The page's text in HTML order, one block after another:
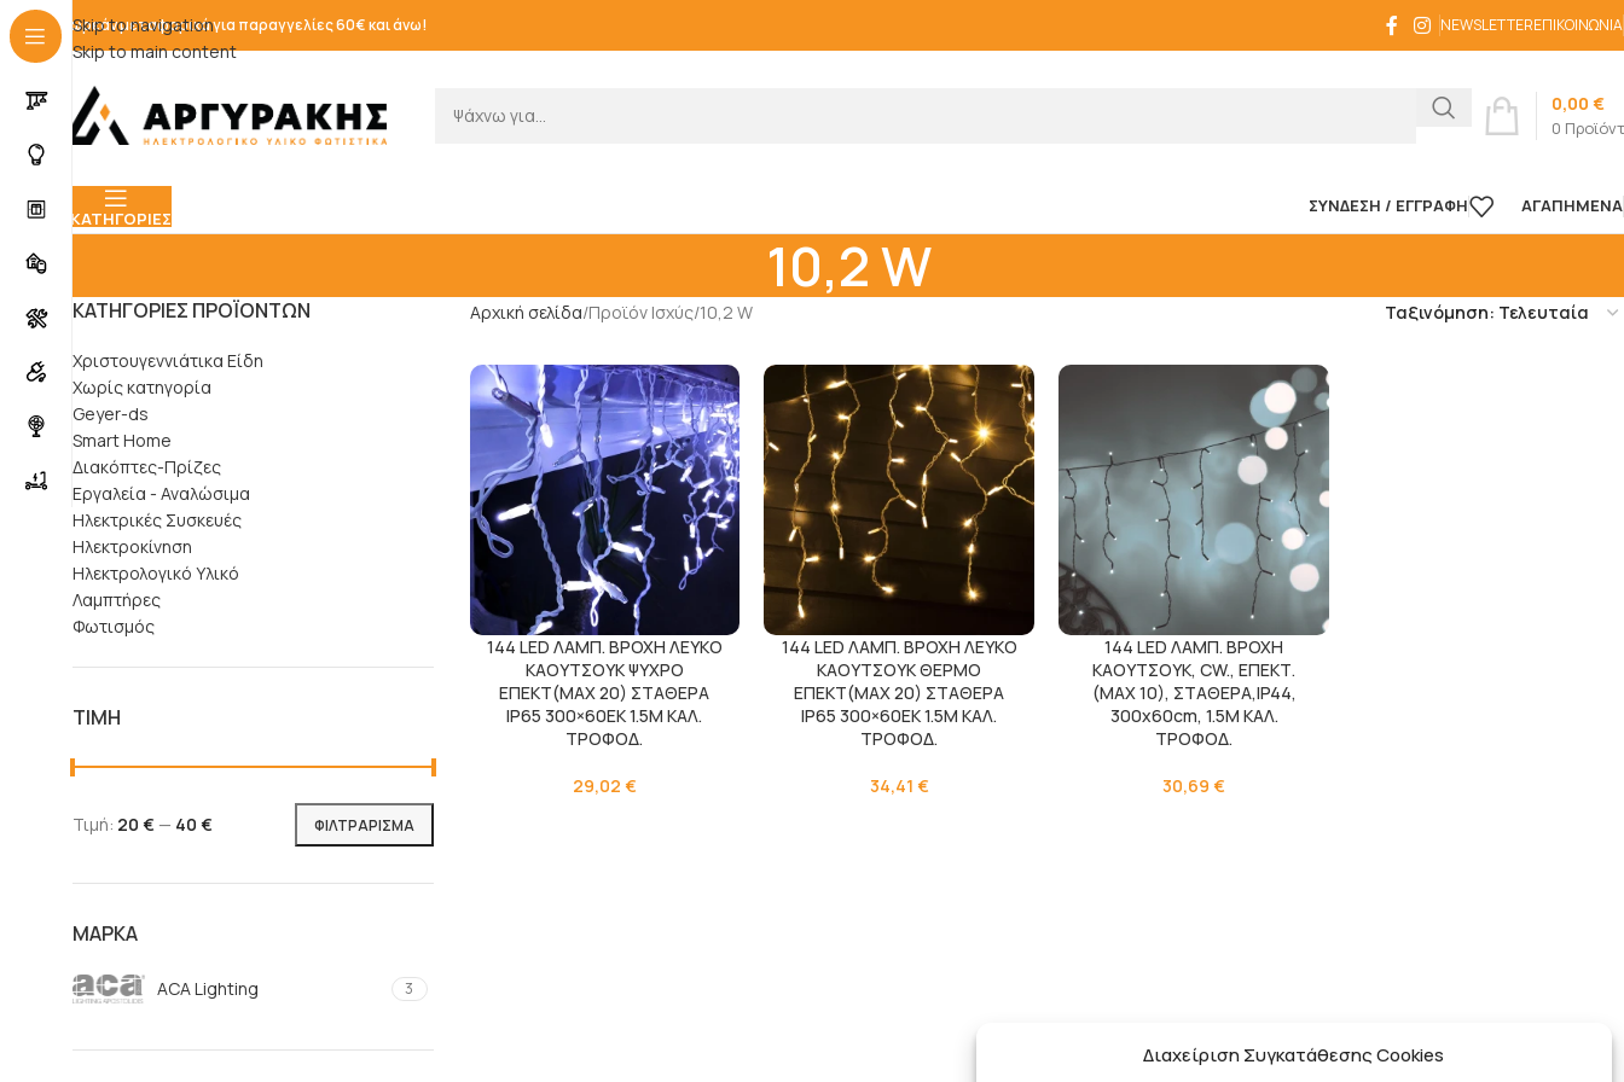
Διαχείριση Συγκατάθεσης Cookies
Skip to navigation
Skip to main content
Δωρεάν μεταφορικά για παραγγελίες 60€ και άνω! NEWSLETTERΕΠΙΚΟΙΝΩΝΊΑ
0
0,00 €
ΚΑΤΗΓΟΡΊΕΣ
ΣΎΝΔΕΣΗ / ΕΓΓΡΑΦΉ ΑΓΑΠΗΜΈΝΑ
10,2 W
ΚΑΤΗΓΟΡΊΕΣ ΠΡΟΪΌΝΤΩΝ
Χριστουγεννιάτικα Είδη
Χωρίς κατηγορία
Geyer-ds
Smart Home
Διακόπτες-Πρίζες
Εργαλεία - Αναλώσιμα
Ηλεκτρικές Συσκευές
Ηλεκτροκίνηση
Ηλεκτρολογικό Υλικό
Λαμπτήρες
Φωτισμός
ΤΙΜΉ
ΦΙΛΤΡΆΡΙΣΜΑ
Τιμή: 20 € — 40 €
ΜΆΡΚΑ
ACA Lighting 3
Αρχική σελίδα Προϊόν Ισχύς 10,2 W
144 LED ΛΑΜΠ. ΒΡΟΧΗ ΛΕΥΚΟ
ΚΑΟΥΤΣΟΥΚ ΨΥΧΡΟ
ΕΠΕΚΤ(ΜΑΧ 20) ΣΤΑΘΕΡΑ
IP65 300×60ΕΚ 1.5M ΚΑΛ.
ΤΡΟΦΟΔ.
29,02 €
144 LED ΛΑΜΠ. ΒΡΟΧΗ ΛΕΥΚΟ
ΚΑΟΥΤΣΟΥΚ ΘΕΡΜΟ
ΕΠΕΚΤ(ΜΑΧ 20) ΣΤΑΘΕΡΑ
IP65 300×60ΕΚ 1.5M ΚΑΛ.
ΤΡΟΦΟΔ.
34,41 €
144 LED ΛΑΜΠ. ΒΡΟΧΗ
ΚΑΟΥΤΣΟΥΚ, CW., ΕΠΕΚΤ.
(ΜΑΧ 10), ΣΤΑΘΕΡΑ,IP44,
300x60cm, 1.5M ΚΑΛ.
ΤΡΟΦΟΔ.
30,69€